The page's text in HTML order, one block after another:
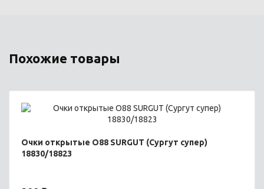
Похожие товары
Очки открытые O88 SURGUT (Сургут супер)
18830/18823